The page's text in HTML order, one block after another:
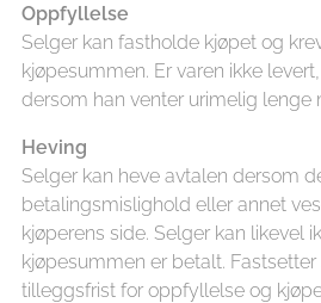
Oppfyllelse
Selger kan fastholde kjøpet og
kjøpesummen. Er varen ikke
dersom han venter urimelig lenge
Heving
Selger kan heve avtalen dersom
betalingsmislighold eller annet
kjøperens side. Selger kan likevel
kjøpesummen er betalt.
tilleggsfrist for oppfyllelse og